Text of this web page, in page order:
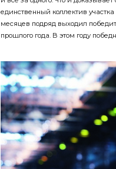
единственный коллектив
месяцев подряд выходил
прошлого года. В этом году